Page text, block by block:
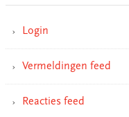
Login
Vermeldingen feed
Reacties feed